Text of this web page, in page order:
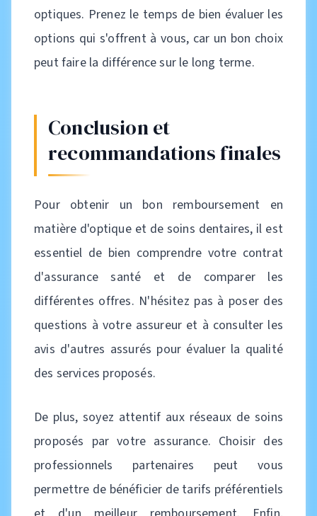
optiques. Prenez le temps de bien évaluer les
options qui s'offrent à vous, car un bon choix
peut faire la différence sur le long terme.
Conclusion et
recommandations finales
Pour obtenir un bon remboursement en
matière d'optique et de soins dentaires, il est
essentiel de bien comprendre votre contrat
d'assurance santé et de comparer les
différentes offres. N'hésitez pas à poser des
questions à votre assureur et à consulter les
avis d'autres assurés pour évaluer la qualité
des services proposés.
De plus, soyez attentif aux réseaux de soins
proposés par votre assurance. Choisir des
professionnels partenaires peut vous
permettre de bénéficier de tarifs préférentiels